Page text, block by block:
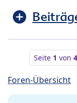
Seite 1 von
Foren-Übersicht